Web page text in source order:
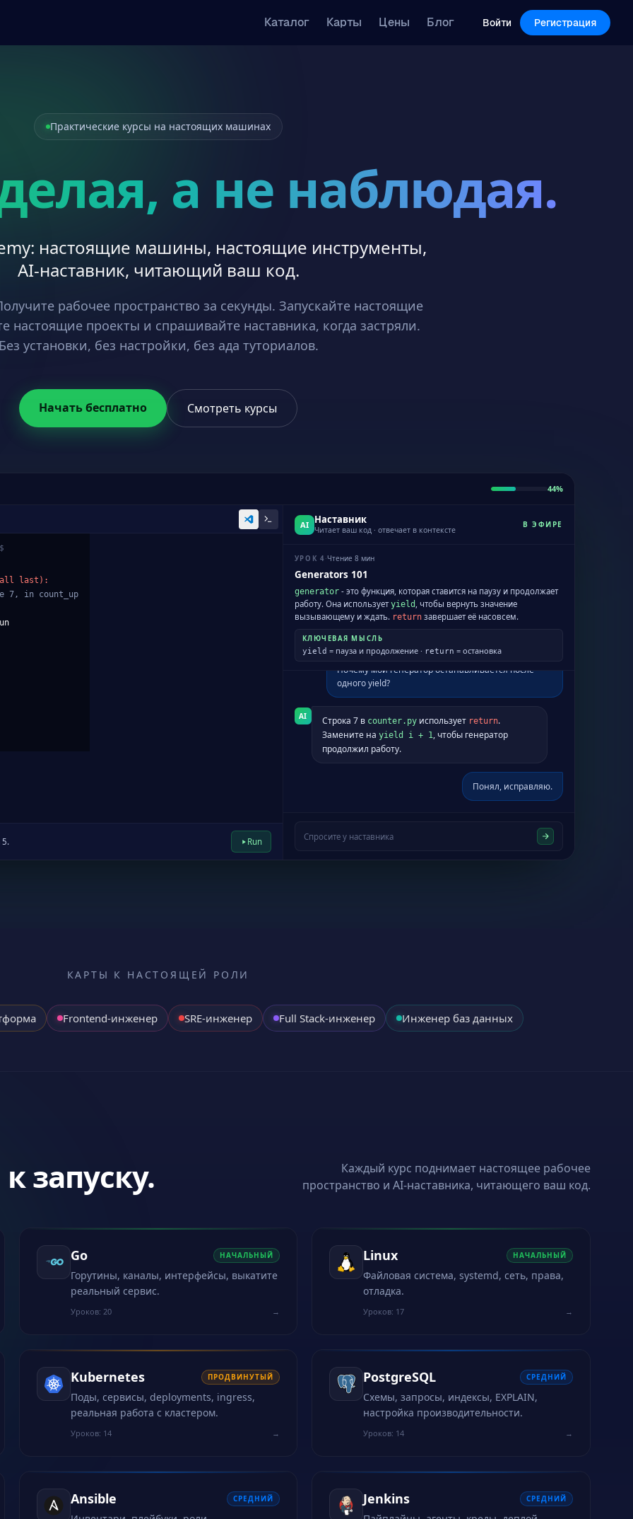
Features Pricing Log in Sign Up
Каталог Карты Цены Блог Войти Регистрация
Практические курсы на настоящих машинах
а не наблюдая.
настоящие машины, настоящие инструменты,
AI-наставник, читающий ваш код.
рабочее пространство за секунды. Запускайте настоящие
настоящие проекты и спрашивайте наставника, когда застряли.
Без установки, без настройки, без ада туториалов.
Начать бесплатно Смотреть курсы
44%
alive
call last):
7, in count_up
5. Run
AI Наставник
Читает ваш код · отвечает в контексте
В ЭФИРЕ
УРОК 4 ·Чтение 8 мин
Generators 101
generator- это функция, которая ставится на паузу и продолжает
работу. Она используетyield , чтобы вернуть значение
вызывающему и ждать. returnзавершает её насовсем.
КЛЮЧЕВАЯ МЫСЛЬ
yield = пауза и продолжение · return = остановка
Спросите у наставника
КАРТЫ К НАСТОЯЩЕЙ РОЛИ
Frontend-инженер SRE-инженер Full Stack-инженер Инженер баз данных
запуску.
Каждый курс поднимает настоящее рабочее
пространство и AI-наставника, читающего ваш код.
Go НАЧАЛЬНЫЙ
Горутины, каналы, интерфейсы, выкатите
реальный сервис.
Уроков: 20 →
Linux НАЧАЛЬНЫЙ
Файловая система, systemd, сеть, права,
отладка.
Уроков: 17 →
Kubernetes ПРОДВИНУТЫЙ
Поды, сервисы, deployments, ingress,
реальная работа с кластером.
Уроков: 14 →
PostgreSQL СРЕДНИЙ
Схемы, запросы, индексы, EXPLAIN,
настройка производительности.
Уроков: 14 →
Ansible СРЕДНИЙ Jenkins СРЕДНИЙ